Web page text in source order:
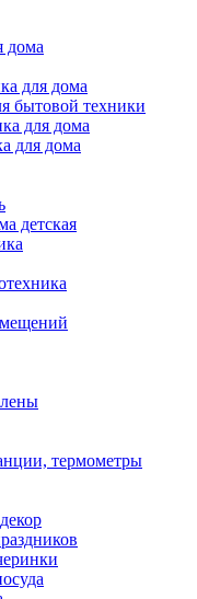
дома
для дома
бытовой техники
для дома
для дома
детская
термометры